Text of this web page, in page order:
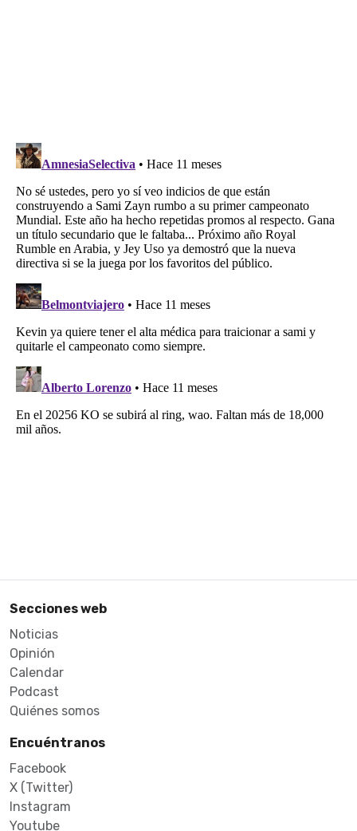
Secciones web
Noticias
Opinión
Calendar
Podcast
Quiénes somos
Encuéntranos
Facebook
X (Twitter)
Instagram
Youtube